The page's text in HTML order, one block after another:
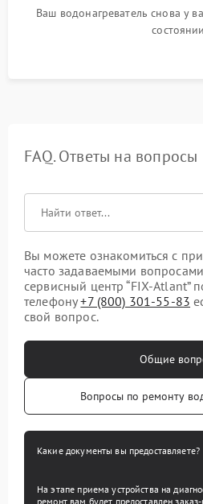
Ваш водонагреватель снова у
FAQ. Ответы на вопросы
Вы можете ознакомиться с
часто задаваемыми
сервисный центр “FIX-Atlant”
телефону+7 (800) 301-55-83
свой вопрос.
Общие
Вопросы по ремонту
Какие документы вы предоставляете?
На этапе приема устройства на
ремонт вам будет предоставлен